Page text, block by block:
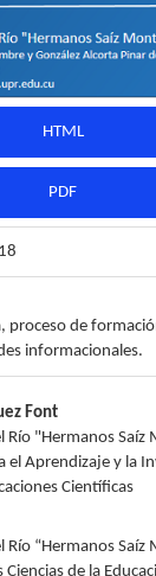
HTML
PDF
proceso de
informacionales.
Font
Río "Hermanos Saíz
el Aprendizaje y la
Científicas
“Hermanos Saíz
de la